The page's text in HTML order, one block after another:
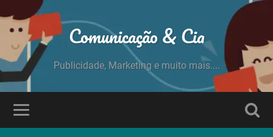
Comunicação & Cia
Publicidade, Marketing e muito mais....